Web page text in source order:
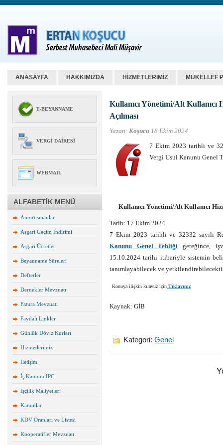
ANASAYFA HAKKIMIZDA HİZMETLERİMİZ MÜKELLEF
E-BEYANNAME
VERGI DAIRESI
WEBMAIL
ALFABETİK MENÜ
Amortismanlar
Asgari Geçim İndirimi
Asgari Ücretler
Beyanname Süreleri
Defterler
Dernekler Mevzuatı
Fatura Mevzuatı
Faydalı Linkler
Günlük Döviz Kurları
Hizmetlerimiz
İletişim
İş Kanunu IPC
İşçilik Maliyetleri
Kanunlar
KDV Oranları ve Listesi
Kooperatifler Mevzuatı
Kullanıcı Yönetimi/Alt
Açılması
Yazan: Koşucu 18 Ekim 2024
7 Ekim 2023 tarihli ve
Vergi Usul Kanunu Genel
Kullanıcı Yönetimi/Alt Kullanıcı
Tarih: 17 Ekim 2024
7 Ekim 2023 tarihli ve 32332 sayılı
Kanunu Genel Tebliği gereğince,
15.10.2024 tarihi itibariyle sistemin
tanımlayabilecek ve
Konuya ilişkin kılavuz için Tıklayınız
Kaynak: GİB
Kategori: Genel